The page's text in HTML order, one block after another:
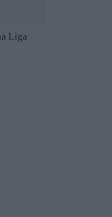
Liga